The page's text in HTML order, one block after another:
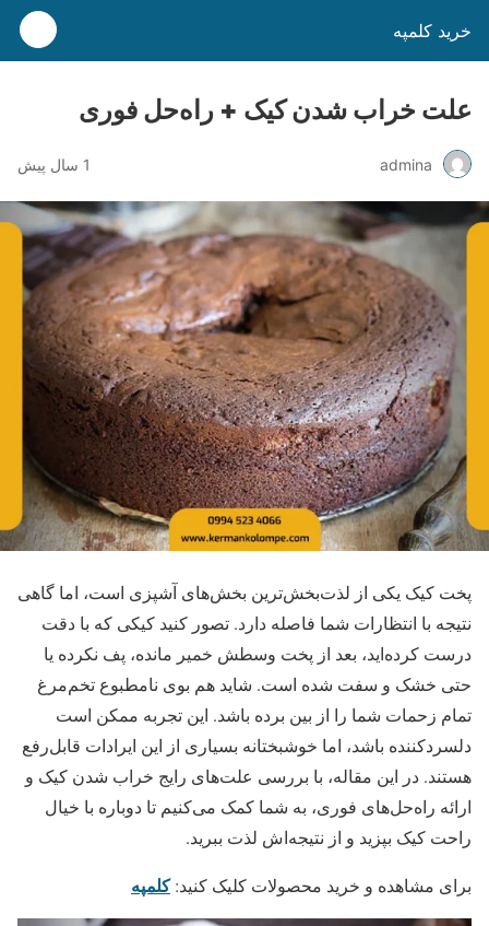
خرید کلمپه
علت خراب ‌شدن کیک + راه‌حل فوری
admina 1 سال پیش
پخت کیک یکی از لذت‌بخش‌ترین بخش‌های آشپزی است، اما گاهی
نتیجه با انتظارات شما فاصله دارد. تصور کنید کیکی که با دقت
درست کرده‌اید، بعد از پخت وسطش خمیر مانده، پف نکرده یا
حتی خشک و سفت شده است. شاید هم بوی نامطبوع تخم‌مرغ
تمام زحمات شما را از بین برده باشد. این تجربه ممکن است
دلسردکننده باشد، اما خوشبختانه بسیاری از این ایرادات قابل‌رفع
هستند. در این مقاله، با بررسی علت‌های رایج خراب شدن کیک و
ارائه راه‌حل‌های فوری، به شما کمک می‌کنیم تا دوباره با خیال
راحت کیک بپزید و از نتیجه‌اش لذت ببرید.
برای مشاهده و خرید محصولات کلیک کنید:کلمپه